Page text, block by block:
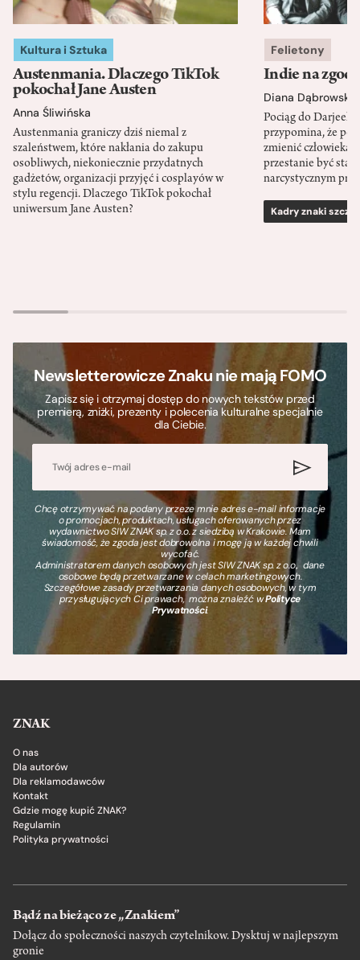
Kultura i Sztuka
Austenmania. Dlaczego TikTok
pokochał Jane Austen
Anna Śliwińska
Austenmania graniczy dziś niemal z
szaleństwem, które nakłania do zakupu
osobliwych, niekoniecznie przydatnych
gadżetów, organizacji przyjęć i cosplayów w
stylu regencji. Dlaczego TikTok pokochał
uniwersum Jane Austen?
Felietony
Indie na
Diana Dąbrowska
Pociąg do
przypomina, że
zmienić człowieka
przestanie być
narcystycznym
Kadry znaki
Newsletterowicze Znaku nie mają FOMO
Zapisz się i otrzymaj dostęp do nowych tekstów przed
premierą, zniżki, prezenty i polecenia kulturalne specjalnie
dla Ciebie.
Chcę otrzymywać na podany przeze mnie adres e-mail informacje
o promocjach, produktach, usługach oferowanych przez
wydawnictwo SIW ZNAK sp. z o.o. z siedzibą w Krakowie. Mam
świadomość, że zgoda jest dobrowolna i mogę ją w każdej chwili
wycofać.
Administratorem danych osobowych jest SIW ZNAK sp. z o.o., dane
osobowe będą przetwarzane w celach marketingowych.
Szczegółowe zasady przetwarzania danych osobowych, w tym
przysługujących Ci prawach, można znaleźć wPolityce
Prywatności.
ZNAK
O nas
Dla autorów
Dla reklamodawców
Kontakt
Gdzie mogę kupić ZNAK?
Regulamin
Polityka prywatności
Bądź na bieżąco ze „Znakiem”
Dołącz do społeczności naszych czytelnikow. Dysktuj w najlepszym
gronie